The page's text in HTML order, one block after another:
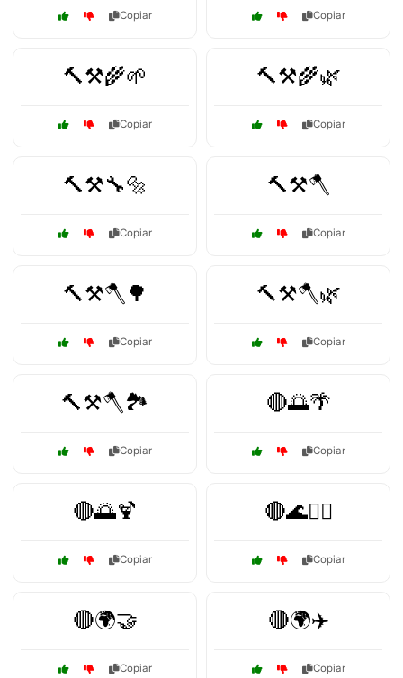
Copiar Copiar
🔨⚒️🌾🌱
Copiar
🔨⚒️🌾🌿
Copiar
🔨⚒️🔧🔩
Copiar
🔨⚒️🪓
Copiar
🔨⚒️🪓🌳
Copiar
🔨⚒️🪓🌿
Copiar
🔨⚒️🪓🏞️
Copiar
🔴🌅🌴
Copiar
🔴🌅🍹
Copiar
🔴🌊🏄‍♀️
Copiar
🔴🌍🤝
Copiar
🔴🌍✈️
Copiar